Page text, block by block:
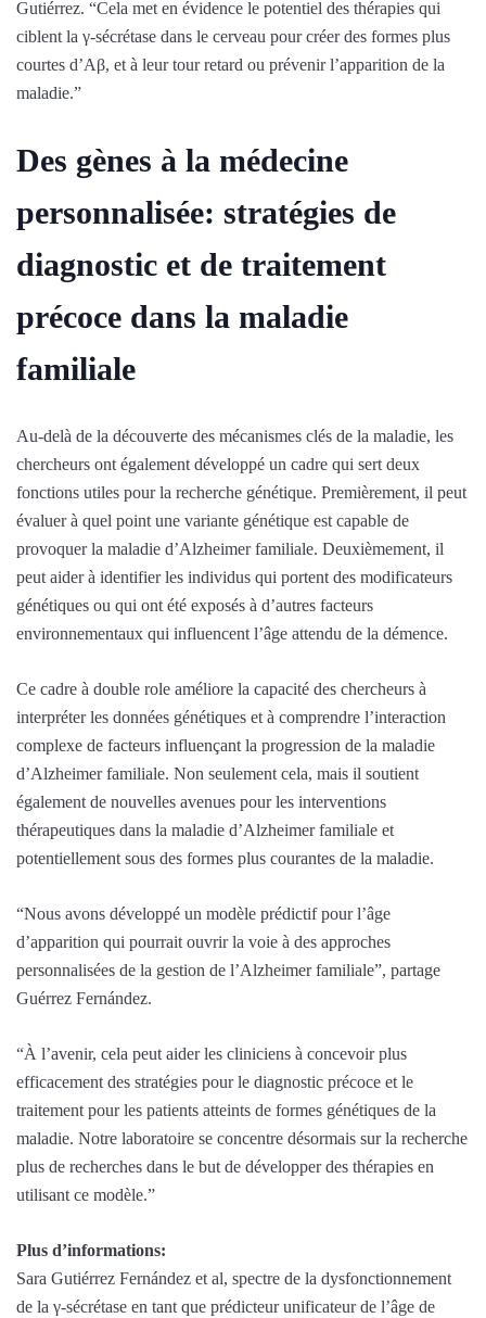
Gutiérrez. “Cela met en évidence le potentiel des thérapies qui
ciblent la γ-sécrétase dans le cerveau pour créer des formes plus
courtes d’Aβ, et à leur tour retard ou prévenir l’apparition de la
maladie.”
Des gènes à la médecine
personnalisée: stratégies de
diagnostic et de traitement
précoce dans la maladie
familiale
Au-delà de la découverte des mécanismes clés de la maladie, les
chercheurs ont également développé un cadre qui sert deux
fonctions utiles pour la recherche génétique. Premièrement, il peut
évaluer à quel point une variante génétique est capable de
provoquer la maladie d’Alzheimer familiale. Deuxièmement, il
peut aider à identifier les individus qui portent des modificateurs
génétiques ou qui ont été exposés à d’autres facteurs
environnementaux qui influencent l’âge attendu de la démence.
Ce cadre à double role améliore la capacité des chercheurs à
interpréter les données génétiques et à comprendre l’interaction
complexe de facteurs influençant la progression de la maladie
d’Alzheimer familiale. Non seulement cela, mais il soutient
également de nouvelles avenues pour les interventions
thérapeutiques dans la maladie d’Alzheimer familiale et
potentiellement sous des formes plus courantes de la maladie.
“Nous avons développé un modèle prédictif pour l’âge
d’apparition qui pourrait ouvrir la voie à des approches
personnalisées de la gestion de l’Alzheimer familiale”, partage
Guérrez Fernández.
“À l’avenir, cela peut aider les cliniciens à concevoir plus
efficacement des stratégies pour le diagnostic précoce et le
traitement pour les patients atteints de formes génétiques de la
maladie. Notre laboratoire se concentre désormais sur la recherche
plus de recherches dans le but de développer des thérapies en
utilisant ce modèle.”
Plus d’informations:
Sara Gutiérrez Fernández et al, spectre de la dysfonctionnement
de la γ-sécrétase en tant que prédicteur unificateur de l’âge de